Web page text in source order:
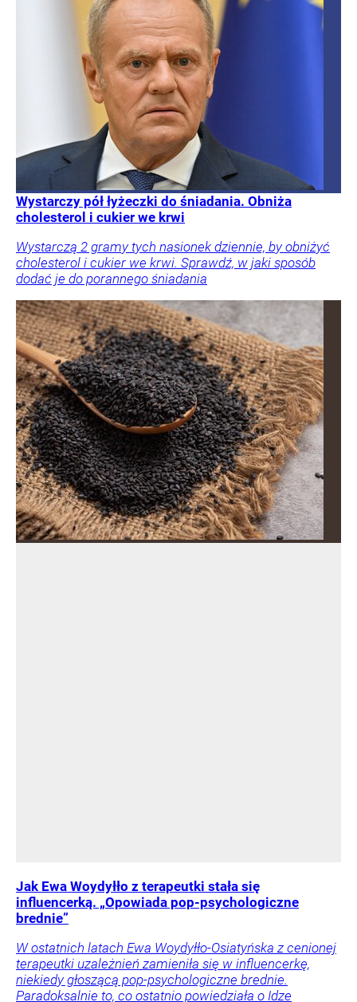
Wystarczy pół łyżeczki do śniadania. Obniża
cholesterol i cukier we krwi
Wystarczą 2 gramy tych nasionek dziennie, by obniżyć
cholesterol i cukier we krwi. Sprawdź, w jaki sposób
dodać je do porannego śniadania
Jak Ewa Woydyłło z terapeutki stała się
influencerką. „Opowiada pop-psychologiczne
brednie”
W ostatnich latach Ewa Woydyłło-Osiatyńska z cenionej
terapeutki uzależnień zamieniła się w influencerkę,
niekiedy głoszącą pop-psychologiczne brednie.
Paradoksalnie to, co ostatnio powiedziała o Idze